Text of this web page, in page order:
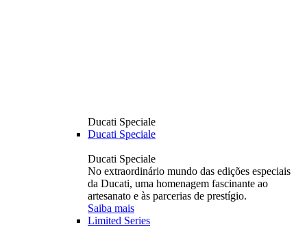
Ducati Speciale
Ducati Speciale
Ducati Speciale
No extraordinário mundo das edições especiais
da Ducati, uma homenagem fascinante ao
artesanato e às parcerias de prestígio.
Saiba mais
Limited Series